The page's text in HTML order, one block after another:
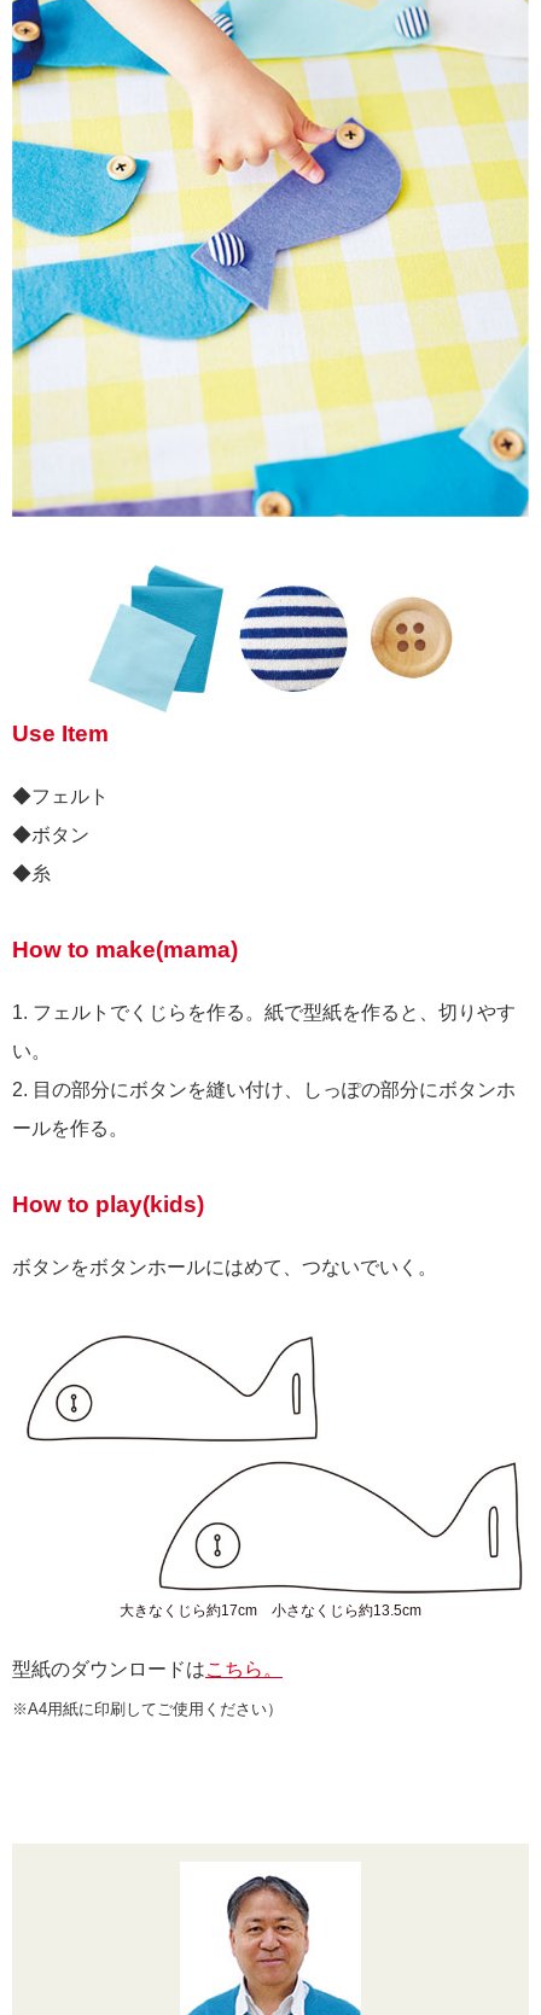
Use Item
◆フェルト
◆ボタン
◆糸
How to make(mama)
1. フェルトでくじらを作る。紙で型紙を作ると、切りやす
い。
2. 目の部分にボタンを縫い付け、しっぽの部分にボタンホ
ールを作る。
How to play(kids)
ボタンをボタンホールにはめて、つないでいく。
大きなくじら約17cm 小さなくじら約13.5cm
型紙のダウンロードはこちら。
※A4用紙に印刷してご使用ください）